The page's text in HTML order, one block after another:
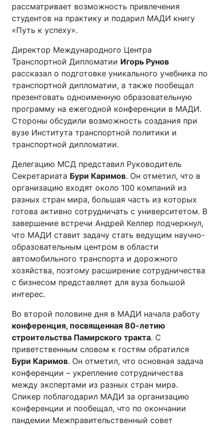
рассматривает возможность привлечения
студентов на практику и подарил МАДИ книгу
«Путь к успеху».
Директор Международного Центра
Транспортной Дипломатии Игорь Рунов
рассказал о подготовке уникального учебника по
транспортной дипломатии, а также пообещал
презентовать одноименную образовательную
программу на ежегодной конференции в МАДИ.
Стороны обсудили возможность создания при
вузе Института транспортной политики и
транспортной дипломатии.
Делегацию МСД представил Руководитель
Секретариата Бури Каримов. Он отметил, что в
организацию входят около 100 компаний из
разных стран мира, большая часть из которых
готова активно сотрудничать с университетом. В
завершение встречи Андрей Келлер подчеркнул,
что МАДИ ставит задачу стать ведущим научно-
образовательным центром в области
автомобильного транспорта и дорожного
хозяйства, поэтому расширение сотрудничества
с бизнесом представляет для вуза большой
интерес.
Во второй половине дня в МАДИ начала работу
конференция, посвященная 80-летию
строительства Памирского тракта. С
приветственным словом к гостям обратился
Бури Каримов. Он отметил, что основная задача
конференции – укрепление сотрудничества
между экспертами из разных стран мира.
Спикер поблагодарил МАДИ за организацию
конференции и пообещал, что по окончании
пандемии Межправительственный совет